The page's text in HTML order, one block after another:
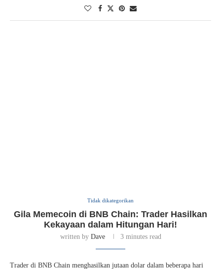
Tidak dikategorikan
Gila Memecoin di BNB Chain: Trader Hasilkan
Kekayaan dalam Hitungan Hari!
written by Dave 3 minutes read
Trader di BNB Chain menghasilkan jutaan dolar dalam beberapa hari